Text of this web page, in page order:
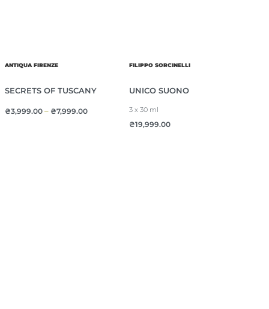
ANTIQUA FIRENZE
SECRETS OF TUSCANY
₴3,999.00– ₴7,999.00
FILIPPO SORCINELLI
UNICO SUONO
3 x 30 ml
₴19,999.00